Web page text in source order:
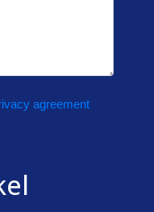
agreement